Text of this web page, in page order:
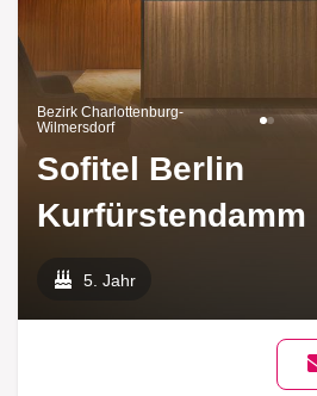
Bezirk Charlottenburg-
Wilmersdorf
Sofitel Berlin
Kurfürstendamm
5. Jahr